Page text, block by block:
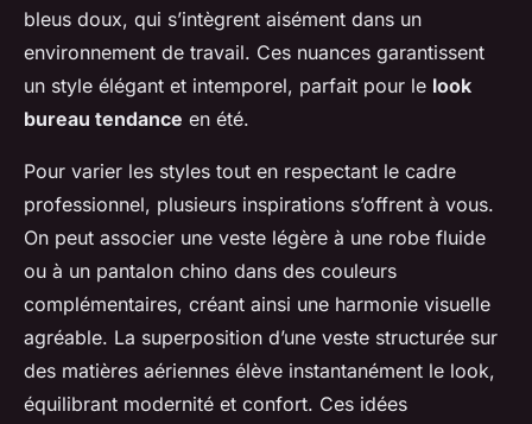
bleus doux, qui s’intègrent aisément dans un
environnement de travail. Ces nuances garantissent
un style élégant et intemporel, parfait pour le look
bureau tendance en été.
Pour varier les styles tout en respectant le cadre
professionnel, plusieurs inspirations s’offrent à vous.
On peut associer une veste légère à une robe fluide
ou à un pantalon chino dans des couleurs
complémentaires, créant ainsi une harmonie visuelle
agréable. La superposition d’une veste structurée sur
des matières aériennes élève instantanément le look,
équilibrant modernité et confort. Ces idées